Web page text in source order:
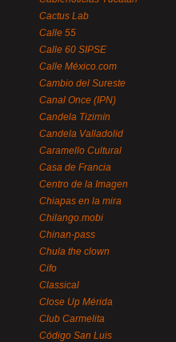
Cactus Lab
Calle 55
Calle 60 SIPSE
Calle México.com
Cambio del Sureste
Canal Once (IPN)
Candela Tizimín
Candela Valladolid
Caramello Cultural
Casa de Francia
Centro de la Imagen
Chiapas en la mira
Chilango.mobi
Chinan-pass
Chula the clown
Cifo
Classical
Close Up Mérida
Club Carmelita
Código San Luis